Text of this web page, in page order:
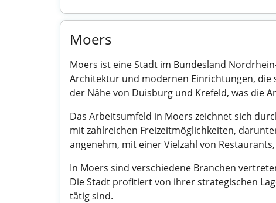
Moers
Moers ist eine Stadt im Bundesland
Architektur und modernen Einrichtungen, die
der Nähe von Duisburg und Krefeld, was die
Das Arbeitsumfeld in Moers zeichnet sich
mit zahlreichen Freizeitmöglichkeiten,
angenehm, mit einer Vielzahl von
In Moers sind verschiedene Branchen
Die Stadt profitiert von ihrer strategischen
tätig sind.